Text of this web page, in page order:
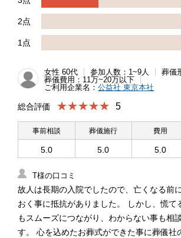
2点
1点
女性 60代 参加人数：1~9人
葬儀
葬儀費用：11万~20万以下
ご利用企業名： 公益社 東京本社
総合評価 ★★★★★ 5
事前相談
5.0
葬儀施行
5.0
費用
5.0
T様の口コミ
故人は長期の入院でしたので、亡くなる前
おく事に抵抗がありました。 しかし、慌て
もスムーズにつながり、わからない事も相
す。 心を込めたお葬式ができた事に葬儀社